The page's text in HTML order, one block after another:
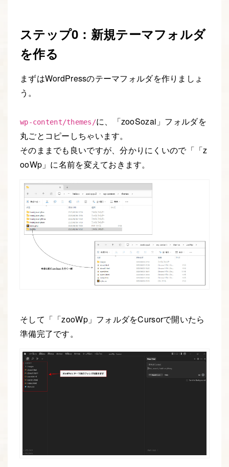
ステップ0：新規テーマフォルダ
を作る
まずはWordPressのテーマフォルダを作りましょ
う。
wp-content/themes/に、「zooSozai」フォルダを
丸ごとコピーしちゃいます。
そのままでも良いですが、分かりにくいので「「z
ooWp」に名前を変えておきます。
そして「「zooWp」フォルダをCursorで開いたら
準備完了です。